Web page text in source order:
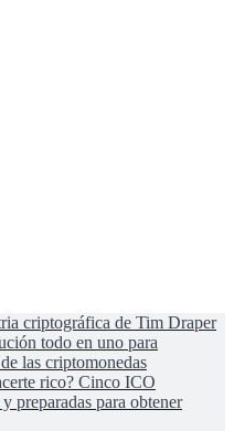
criptográfica de Tim Draper
todo en uno para
las criptomonedas
rico? Cinco ICO
preparadas para obtener